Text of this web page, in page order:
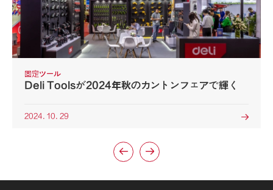
固定ツール
Deli Toolsが2024年秋のカントンフェアで輝く
2024. 10. 29 
 